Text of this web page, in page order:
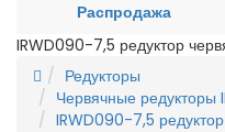
Распродажа
IRWD090-7,5 редуктор
Редукторы
Червячные редукторы
IRWD090-7,5